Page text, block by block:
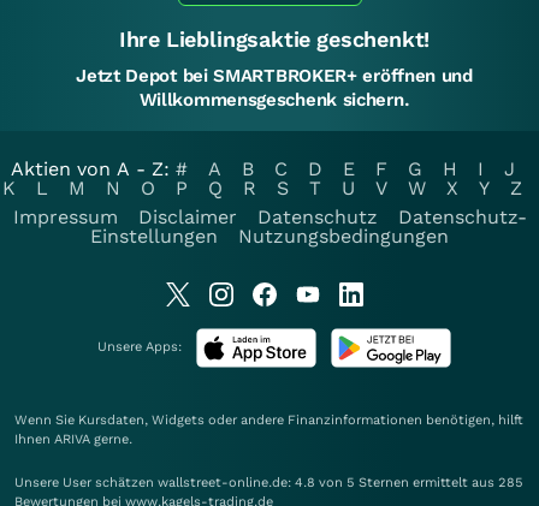
Ihre Lieblingsaktie geschenkt!
Jetzt Depot bei SMARTBROKER+ eröffnen und
Willkommensgeschenk sichern.
Aktien von A - Z: # A B C D E F G H I
J
K
L M N O P Q R S T U V W X Y
Z
Impressum
Disclaimer Datenschutz
Datenschutz-
Einstellungen
Nutzungsbedingungen
Unsere Apps:
Wenn Sie Kursdaten, Widgets oder andere Finanzinformationen benötigen, hilft
Ihnen ARIVA gerne.
Unsere User schätzen wallstreet-online.de: 4.8 von 5 Sternen ermittelt aus 285
Bewertungen bei www.kagels-trading.de